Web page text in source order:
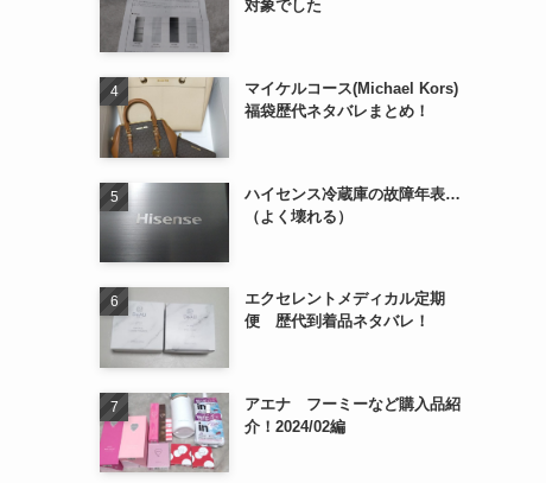
対象でした
マイケルコース(Michael Kors)
福袋歴代ネタバレまとめ！
ハイセンス冷蔵庫の故障年表…
（よく壊れる）
エクセレントメディカル定期
便 歴代到着品ネタバレ！
アエナ フーミーなど購入品紹
介！2024/02編